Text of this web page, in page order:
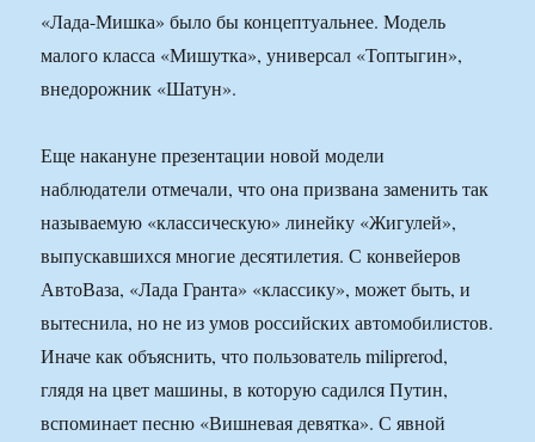
«Лада-Мишка» было бы концептуальнее. Модель
малого класса «Мишутка», универсал «Топтыгин»,
внедорожник «Шатун».
Еще накануне презентации новой модели
наблюдатели отмечали, что она призвана заменить так
называемую «классическую» линейку «Жигулей»,
выпускавшихся многие десятилетия. С конвейеров
АвтоВаза, «Лада Гранта» «классику», может быть, и
вытеснила, но не из умов российских автомобилистов.
Иначе как объяснить, что пользователь miliprerod,
глядя на цвет машины, в которую садился Путин,
вспоминает песню «Вишневая девятка». С явной